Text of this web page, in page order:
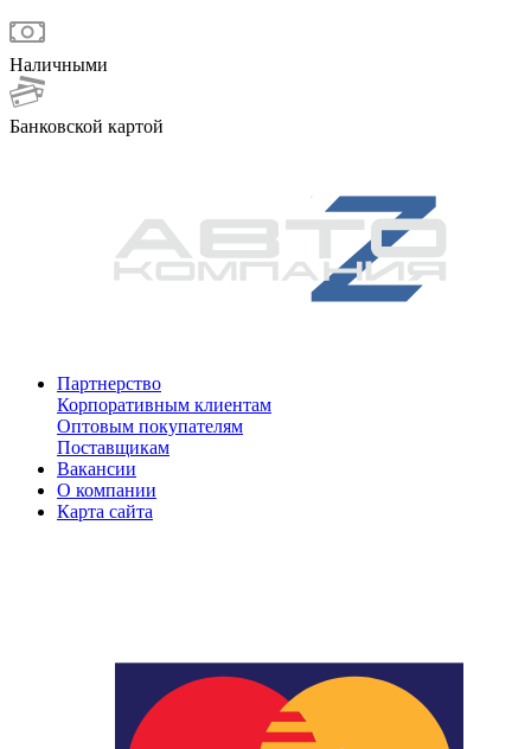
Наличными
Банковской картой
Партнерство
Корпоративным клиентам
Оптовым покупателям
Поставщикам
Вакансии
О компании
Карта сайта